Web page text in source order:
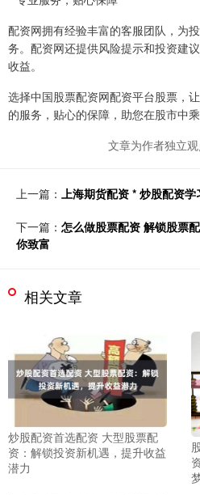
配资网拥有经验丰富的客服团队，为
务。配资网还提供风险提示和投资建
收益。
选择中国股票配资网配资平台股票，
的服务，贴心的保障，助您在股市中
文章为作者独立
上一篇： 上海期货配资 * 炒股配资
下一篇： 怎么做股票配资 解锁股票
你致富
相关文章
炒股配资首选配资 大型股票配
资：解锁投资新机遇，提升收益
潜力